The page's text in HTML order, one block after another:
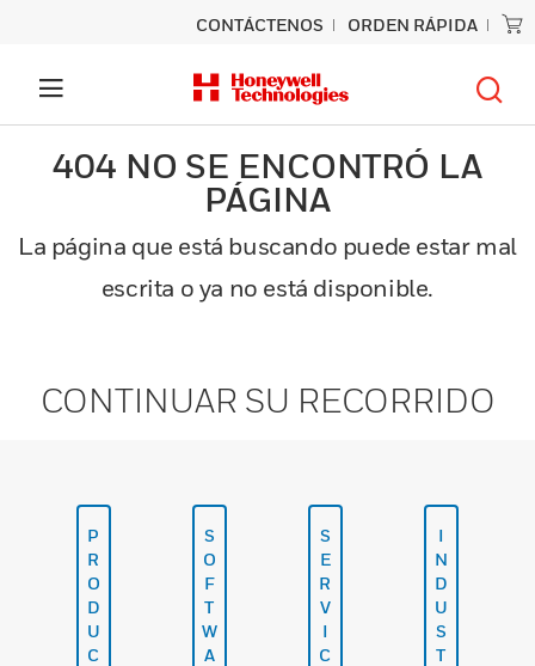
CONTÁCTENOS ORDEN RÁPIDA
404 NO SE ENCONTRÓ LA
PÁGINA
La página que está buscando puede estar mal
escrita o ya no está disponible.
CONTINUAR SU RECORRIDO
P
R
O
D
U
C
S
O
F
T
W
A
S
E
R
V
I
C
I
N
D
U
S
T